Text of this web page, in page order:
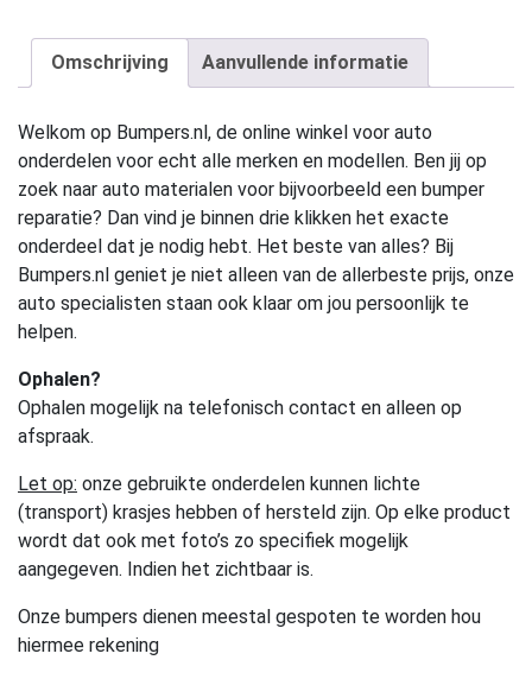
Omschrijving Aanvullende informatie
Welkom op Bumpers.nl, de online winkel voor auto
onderdelen voor echt alle merken en modellen. Ben jij op
zoek naar auto materialen voor bijvoorbeeld een bumper
reparatie? Dan vind je binnen drie klikken het exacte
onderdeel dat je nodig hebt. Het beste van alles? Bij
Bumpers.nl geniet je niet alleen van de allerbeste prijs, onze
auto specialisten staan ook klaar om jou persoonlijk te
helpen.
Ophalen?
Ophalen mogelijk na telefonisch contact en alleen op
afspraak.
Let op: onze gebruikte onderdelen kunnen lichte
(transport) krasjes hebben of hersteld zijn. Op elke product
wordt dat ook met foto’s zo specifiek mogelijk
aangegeven. Indien het zichtbaar is.
Onze bumpers dienen meestal gespoten te worden hou
hiermee rekening